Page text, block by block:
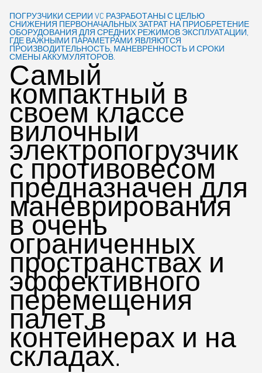
ПОГРУЗЧИКИ СЕРИИ VC РАЗРАБОТАНЫ С ЦЕЛЬЮ
СНИЖЕНИЯ ПЕРВОНАЧАЛЬНЫХ ЗАТРАТ НА ПРИОБРЕТЕНИЕ
ОБОРУДОВАНИЯ ДЛЯ СРЕДНИХ РЕЖИМОВ ЭКСПЛУАТАЦИИ,
ГДЕ ВАЖНЫМИ ПАРАМЕТРАМИ ЯВЛЯЮТСЯ
ПРОИЗВОДИТЕЛЬНОСТЬ, МАНЕВРЕННОСТЬ И СРОКИ
СМЕНЫ АККУМУЛЯТОРОВ.
Самый
компактный в
своем классе
вилочный
электропогрузчик
с противовесом
предназначен для
маневрирования
в очень
ограниченных
пространствах и
эффективного
перемещения
палет в
контейнерах и на
складах.